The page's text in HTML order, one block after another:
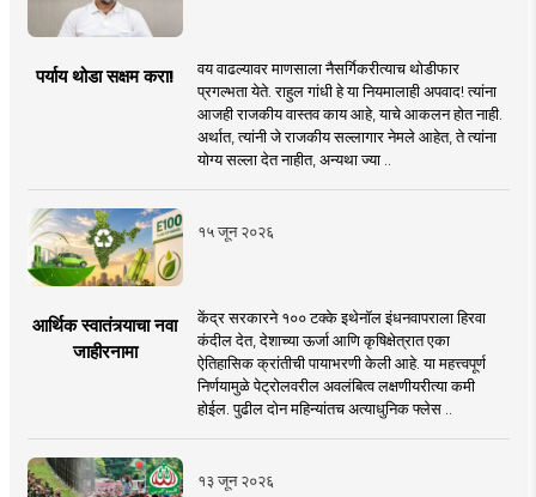
पर्याय थोडा सक्षम करा!
वय वाढल्यावर माणसाला नैसर्गिकरीत्याच थोडीफार
प्रगल्भता येते. राहुल गांधी हे या नियमालाही अपवाद! त्यांना
आजही राजकीय वास्तव काय आहे, याचे आकलन होत नाही.
अर्थात, त्यांनी जे राजकीय सल्लागार नेमले आहेत, ते त्यांना
योग्य सल्ला देत नाहीत, अन्यथा ज्या ..
१५ जून २०२६
आर्थिक स्वातंत्र्याचा नवा
जाहीरनामा
केंद्र सरकारने १०० टक्के इथेनॉल इंधनवापराला हिरवा
कंदील देत, देशाच्या ऊर्जा आणि कृषिक्षेत्रात एका
ऐतिहासिक क्रांतीची पायाभरणी केली आहे. या महत्त्वपूर्ण
निर्णयामुळे पेट्रोलवरील अवलंबित्व लक्षणीयरीत्या कमी
होईल. पुढील दोन महिन्यांतच अत्याधुनिक फ्लेस ..
१३ जून २०२६